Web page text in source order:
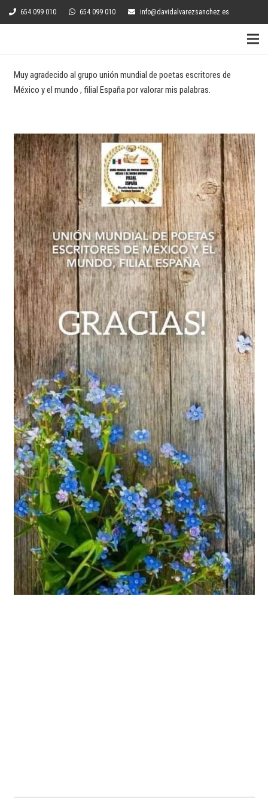
654 099 010 654 099 010 info@davidalvarezsanchez.es
Muy agradecido al grupo unión mundial de poetas escritores de
México y el mundo , filial España por valorar mis palabras.